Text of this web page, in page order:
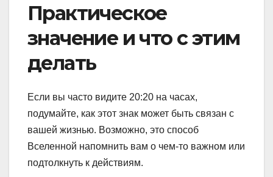
Практическое
значение и что с этим
делать
Если вы часто видите 20:20 на часах,
подумайте, как этот знак может быть связан с
вашей жизнью. Возможно, это способ
Вселенной напомнить вам о чем-то важном или
подтолкнуть к действиям.